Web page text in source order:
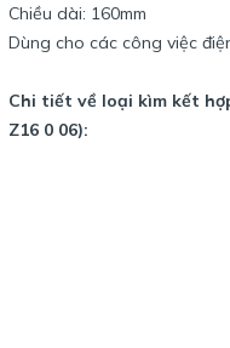
Chiều dài: 160mm
Dùng cho các công việc
Chi tiết về loại kìm kết
Z16 0 06):